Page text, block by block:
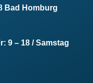
Bad Homburg
9 – 18 / Samstag